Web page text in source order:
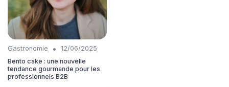
Gastronomie •
12/06/2025
Bento cake : une nouvelle
tendance gourmande pour les
professionnels B2B